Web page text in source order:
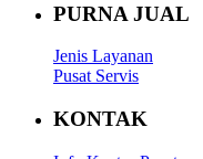
PURNA JUAL
Jenis Layanan
Pusat Servis
KONTAK